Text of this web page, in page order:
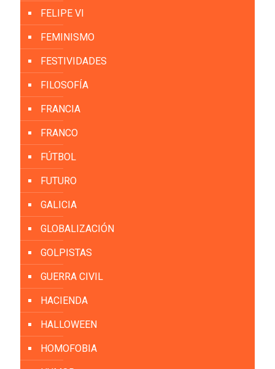
FELIPE VI
FEMINISMO
FESTIVIDADES
FILOSOFÍA
FRANCIA
FRANCO
FÚTBOL
FUTURO
GALICIA
GLOBALIZACIÓN
GOLPISTAS
GUERRA CIVIL
HACIENDA
HALLOWEEN
HOMOFOBIA